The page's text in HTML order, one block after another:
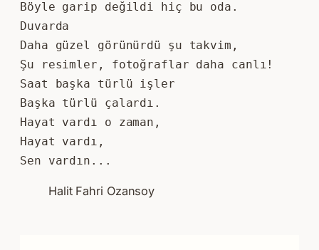
Böyle garip değildi hiç bu oda.
Duvarda
Daha güzel görünürdü şu takvim,
Şu resimler, fotoğraflar daha canlı!
Saat başka türlü işler
Başka türlü çalardı.
Hayat vardı o zaman,
Hayat vardı,
Sen vardın...
Halit Fahri Ozansoy